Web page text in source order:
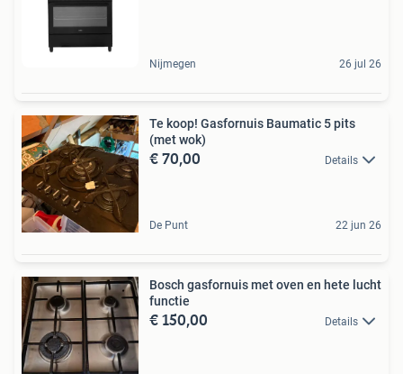
Nijmegen 26 jul 26
Te koop! Gasfornuis Baumatic 5 pits
(met wok)
€ 70,00 Details
De Punt 22 jun 26
Bosch gasfornuis met oven en hete lucht
functie
€ 150,00 Details